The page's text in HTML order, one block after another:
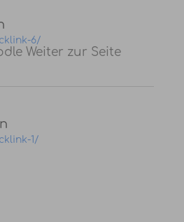
6/
Weiter zur Seite
1/